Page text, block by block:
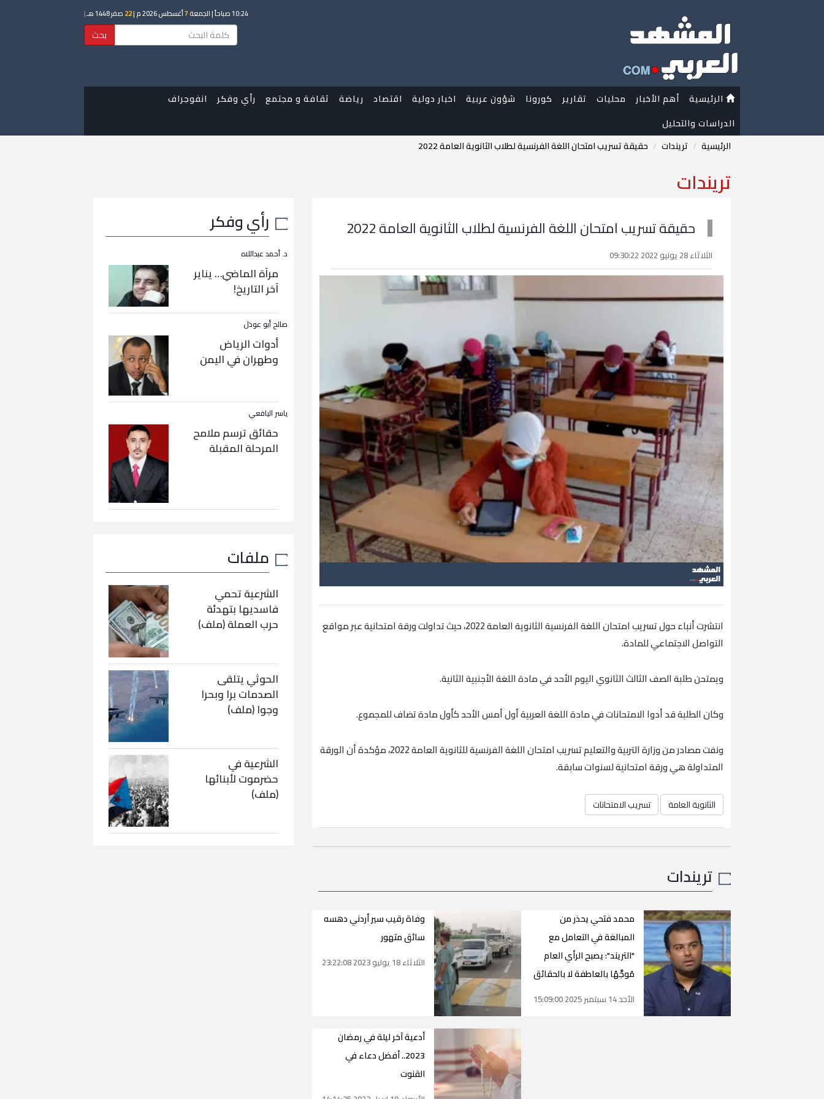
10:24 صباحاً | الجمعة7أغسطس 2026 م | 22 صفر 1448 هـ |
بحث
الرئيسية أهم الأخبار محليات تقارير كورونا شؤون عربية اخبار دولية اقتصاد رياضة ثقافة و مجتمع رأي وفكر
انفوجراف
الدراسات والتحليل
الرئيسية
تريندات حقيقة تسريب امتحان اللغة الفرنسية لطلاب الثانوية العامة 2022
تريندات
حقيقة تسريب امتحان اللغة الفرنسية لطلاب الثانوية العامة 2022
الثلاثاء 28 يونيو 2022 09:30:22
انتشرت أنباء حول تسريب امتحان اللغة الفرنسية الثانوية العامة 2022، حيث تداولت ورقة امتحانية عبر مواقع
التواصل الاجتماعي للمادة.
ويمتحن طلبة الصف الثالث الثانوي اليوم الأحد في مادة اللغة الأجنبية الثانية.
وكان الطلبة قد أدوا الامتحانات في مادة اللغة العربية أول أمس الأحد كأول مادة تضاف للمجموع.
ونفت مصادر من وزارة التربية والتعليم تسريب امتحان اللغة الفرنسية للثانوية العامة 2022، مؤكدة أن الورقة
المتداولة هي ورقة امتحانية لسنوات سابقة.
الثانوية العامة تسريب الامتحانات
تريندات
محمد فتحي يحذر من
المبالغة في التعامل مع
"التريند": يصبح الرأي العام
مُوجَّهًا بالعاطفة لا بالحقائق
الأحد 14 سبتمبر 2025 15:09:00
وفاة رقيب سير أردني دهسه
سائق متهور
الثلاثاء 18 يوليو 2023 23:22:08
أدعية آخر ليلة في رمضان
2023.. أفضل دعاء في
القنوت
رأي وفكر
د. أحمد عبداللاه
مرآة الماضي… يناير
آخر التاريخ!
صالح أبو عوذل
أدوات الرياض
وطهران في اليمن
ياسر اليافعي
حقائق ترسم ملامح
المرحلة المقبلة
ملفات
الشرعية تحمي
فاسديها بتهدئة
حرب العملة (ملف)
الحوثي يتلقى
الصدمات برا وبحرا
وجوا (ملف)
الشرعية في
حضرموت لأبنائها
(ملف)